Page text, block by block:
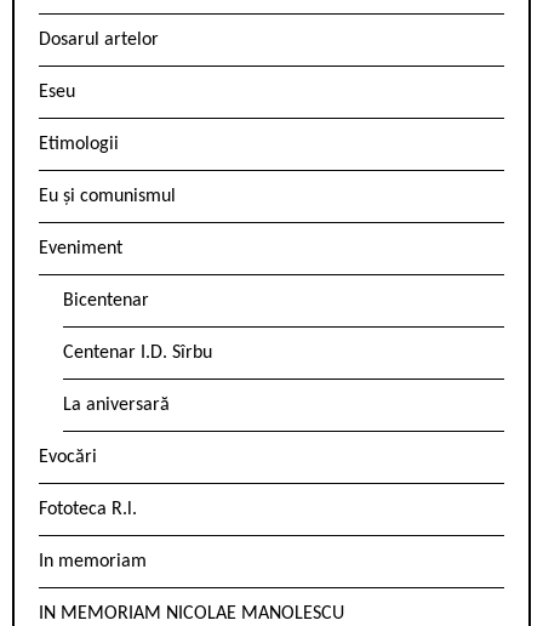
Dosarul artelor
Eseu
Etimologii
Eu și comunismul
Eveniment
Bicentenar
Centenar I.D. Sîrbu
La aniversară
Evocări
Fototeca R.l.
In memoriam
IN MEMORIAM NICOLAE MANOLESCU